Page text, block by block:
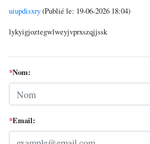
uiupdisxry(Publié le: 19-06-2026 18:04)
lykyigjoztegwlweyjvprxszqjjssk
*Nom:
*Email: